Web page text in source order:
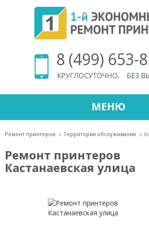
8 (499) 653-
МЕНЮ
Ремонт принтеров Территория обслуживания
Ремонт принтеров
Кастанаевская улица